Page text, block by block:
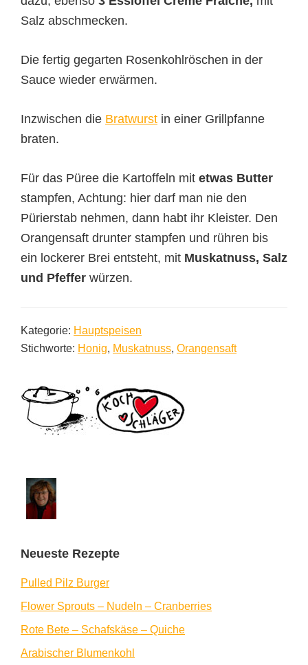
Salz abschmecken.
Die fertig gegarten Rosenkohlröschen in der
Sauce wieder erwärmen.
Inzwischen die Bratwurst in einer Grillpfanne
braten.
Für das Püree die Kartoffeln mit etwas Butter
stampfen, Achtung: hier darf man nie den
Pürierstab nehmen, dann habt ihr Kleister. Den
Orangensaft drunter stampfen und rühren bis
ein lockerer Brei entsteht, mit Muskatnuss, Salz
und Pfeffer würzen.
Kategorie: Hauptspeisen
Stichworte: Honig, Muskatnuss, Orangensaft
Seitenspalte
Neueste Rezepte
Pulled Pilz Burger
Flower Sprouts – Nudeln – Cranberries
Rote Bete – Schafskäse – Quiche
Arabischer Blumenkohl